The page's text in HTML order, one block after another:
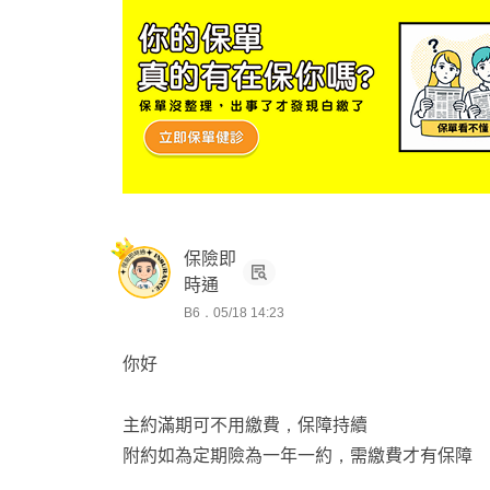
👫 夫妻雙業務 | 🏅 10 年資歷 | 🤝 900+ 客戶見
保險即
時通
B6．05/18 14:23
你好
主約滿期可不用繳費，保障持續
附約如為定期險為一年一約，需繳費才有保障